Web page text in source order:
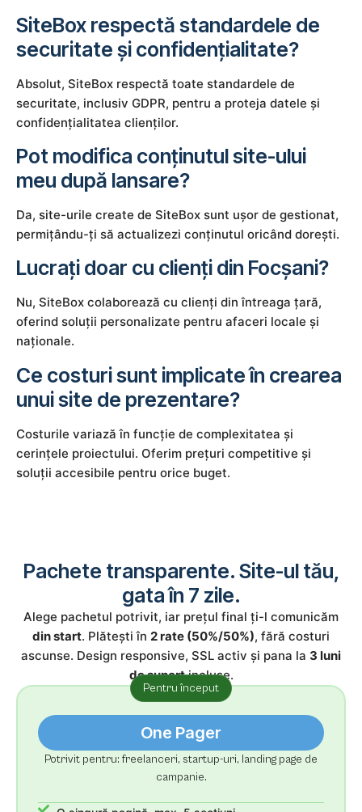
SiteBox respectă standardele de
securitate și confidențialitate?
Absolut, SiteBox respectă toate standardele de
securitate, inclusiv GDPR, pentru a proteja datele și
confidențialitatea clienților.
Pot modifica conținutul site-ului
meu după lansare?
Da, site-urile create de SiteBox sunt ușor de gestionat,
permițându-ți să actualizezi conținutul oricând dorești.
Lucrați doar cu clienți din Focșani?
Nu, SiteBox colaborează cu clienți din întreaga țară,
oferind soluții personalizate pentru afaceri locale și
naționale.
Ce costuri sunt implicate în crearea
unui site de prezentare?
Costurile variază în funcție de complexitatea și
cerințele proiectului. Oferim prețuri competitive și
soluții accesibile pentru orice buget.
Pachete transparente. Site-ul tău,
gata în 7 zile.
Alege pachetul potrivit, iar prețul final ți-l comunicăm
din start. Plătești în 2 rate (50%/50%), fără costuri
ascunse. Design responsive, SSL activ și pana la 3 luni
de suportincluse.
One Pager
Potrivit pentru: freelanceri, startup-uri, landing page de
campanie.
Pentru început